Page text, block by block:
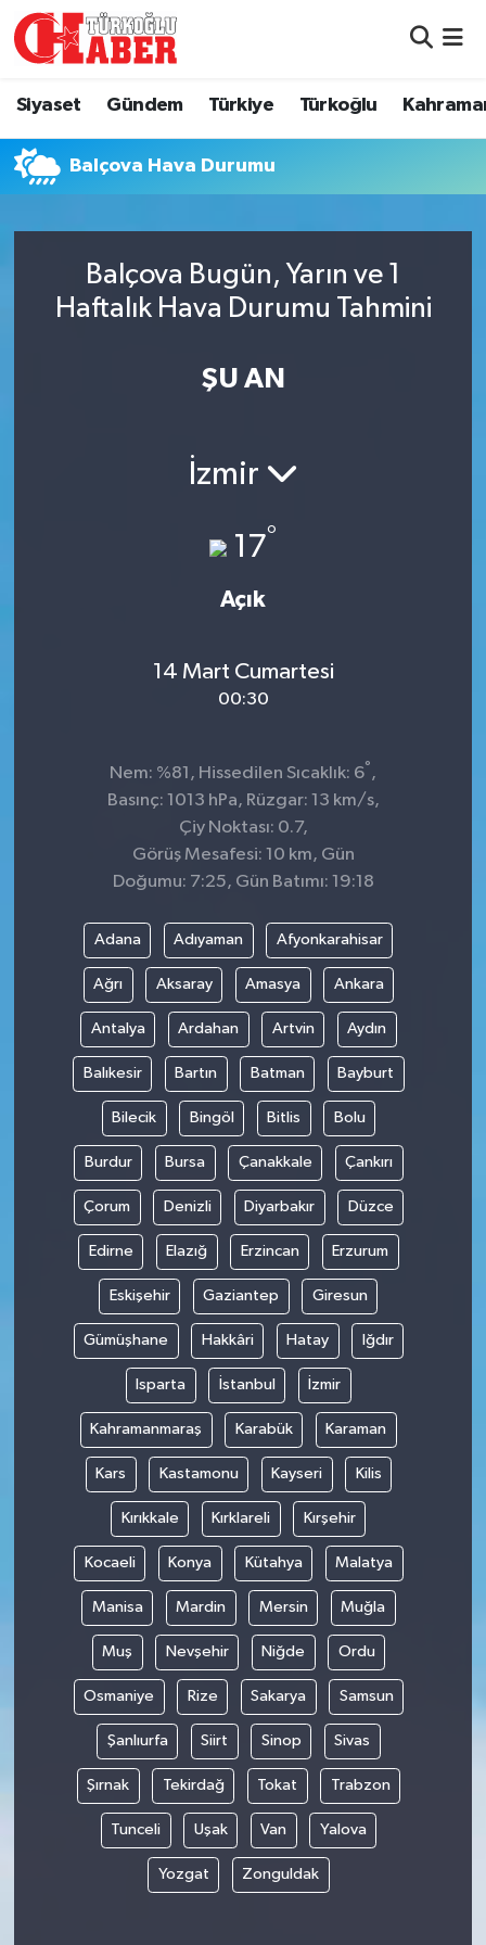
Siyaset Gündem Türkiye Türkoğlu
Balçova Hava Durumu
Balçova Bugün, Yarın ve 1
Haftalık Hava Durumu Tahmini
ŞU AN
İzmir
17°
Açık
14 Mart Cumartesi
00:30
Nem: %81, Hissedilen Sıcaklık: 6° ,
Basınç: 1013 hPa, Rüzgar: 13 km/s,
Çiy Noktası: 0.7,
Görüş Mesafesi: 10 km, Gün
Doğumu: 7:25, Gün Batımı: 19:18
Adana Adıyaman Afyonkarahisar
Ağrı Aksaray Amasya Ankara
Antalya Ardahan Artvin Aydın
Balıkesir Bartın Batman Bayburt
Bilecik Bingöl Bitlis Bolu
Burdur Bursa Çanakkale Çankırı
Çorum Denizli Diyarbakır Düzce
Edirne Elazığ Erzincan Erzurum
Eskişehir Gaziantep Giresun
Gümüşhane Hakkâri Hatay Iğdır
Isparta İstanbul İzmir
Kahramanmaraş Karabük Karaman
Kars Kastamonu Kayseri Kilis
Kırıkkale Kırklareli Kırşehir
Kocaeli Konya Kütahya Malatya
Manisa Mardin Mersin Muğla
Muş Nevşehir Niğde Ordu
Osmaniye Rize Sakarya Samsun
Şanlıurfa Siirt Sinop Sivas
Şırnak Tekirdağ Tokat Trabzon
Tunceli Uşak Van Yalova
Yozgat Zonguldak
Gündem
Türkiye
Kahramanmaraş
Hava Durumu
Namaz Vakitleri
Süper Lig Puan Durumu ve Fikstür